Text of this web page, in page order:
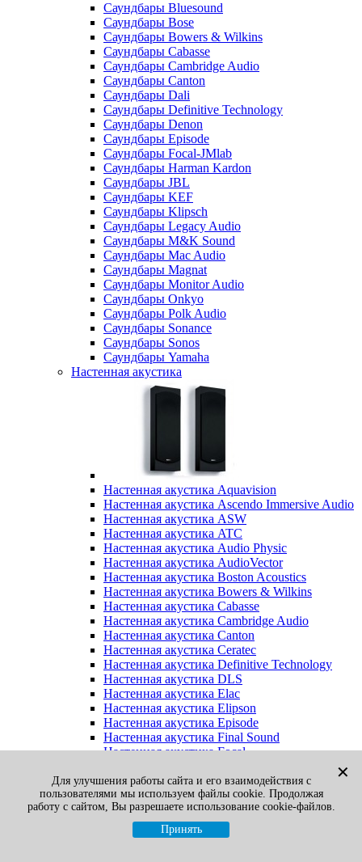
Саундбары Bluesound
Саундбары Bose
Саундбары Bowers & Wilkins
Саундбары Cabasse
Саундбары Cambridge Audio
Саундбары Canton
Саундбары Dali
Саундбары Definitive Technology
Саундбары Denon
Саундбары Episode
Саундбары Focal-JMlab
Саундбары Harman Kardon
Саундбары JBL
Саундбары KEF
Саундбары Klipsch
Саундбары Legacy Audio
Саундбары M&K Sound
Саундбары Mac Audio
Саундбары Magnat
Саундбары Monitor Audio
Саундбары Onkyo
Саундбары Polk Audio
Саундбары Sonance
Саундбары Sonos
Саундбары Yamaha
Настенная акустика
Настенная акустика Aquavision
Настенная акустика Ascendo Immersive Audio
Настенная акустика ASW
Настенная акустика ATC
Настенная акустика Audio Physic
Настенная акустика AudioVector
Настенная акустика Boston Acoustics
Настенная акустика Bowers & Wilkins
Настенная акустика Cabasse
Настенная акустика Cambridge Audio
Настенная акустика Canton
Настенная акустика Ceratec
Настенная акустика Definitive Technology
Настенная акустика DLS
Настенная акустика Elac
Настенная акустика Elipson
Настенная акустика Episode
Настенная акустика Final Sound
Настенная акустика Focal
Настенная акустика Heco
Настенная акустика Jamo
Настенная акустика KEF
Настенная акустика Klipsch
Настенная акустика Legacy
✕
Для улучшения работы сайта и его взаимодействия с
пользователями мы используем файлы cookie. Продолжая
работу с сайтом, Вы разрешаете использование cookie-файлов.
Принять